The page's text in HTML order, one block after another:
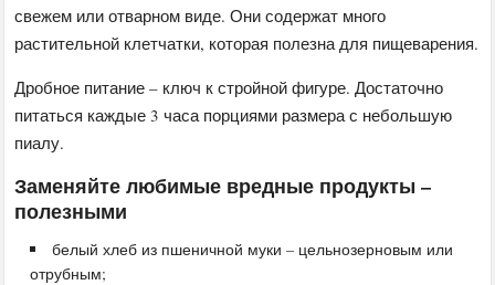
свежем или отварном виде. Они содержат много
растительной клетчатки, которая полезна для пищеварения.
Дробное питание – ключ к стройной фигуре. Достаточно
питаться каждые 3 часа порциями размера с небольшую
пиалу.
Заменяйте любимые вредные продукты –
полезными
белый хлеб из пшеничной муки – цельнозерновым или
отрубным;